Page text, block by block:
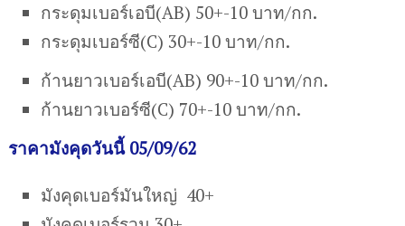
กระดุมเบอร์เอบี(AB) 50+-10 บาท/กก.
กระดุมเบอร์ซี(C) 30+-10 บาท/กก.
ก้านยาวเบอร์เอบี(AB) 90+-10 บาท/กก.
ก้านยาวเบอร์ซี(C) 70+-10 บาท/กก.
ราคามังคุดวันนี้ 05/09/62
มังคุดเบอร์มันใหญ่ 40+